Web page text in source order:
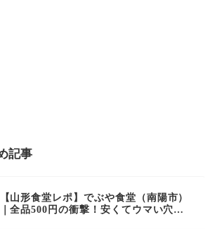
記事
【山形食堂レポ】でぶや食堂（南陽市）
｜全品500円の衝撃！安くてウマい穴場